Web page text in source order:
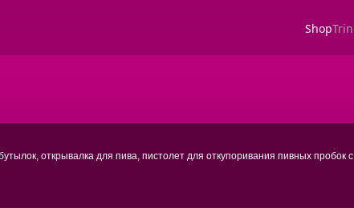
открывалка для пива, пистолет для откупоривания пивных пробок с